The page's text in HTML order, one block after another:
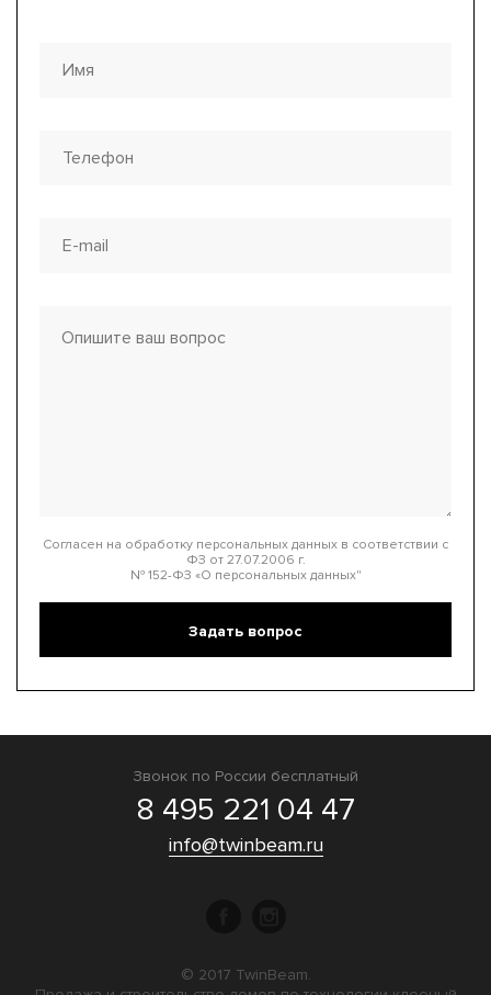
Согласен на обработку персональных данных в соответствии с
ФЗ от 27.07.2006 г.
№ 152-ФЗ «О персональных данных"
Звонок по России бесплатный
8 495 221 04 47
info@twinbeam.ru
© 2017 TwinBeam.